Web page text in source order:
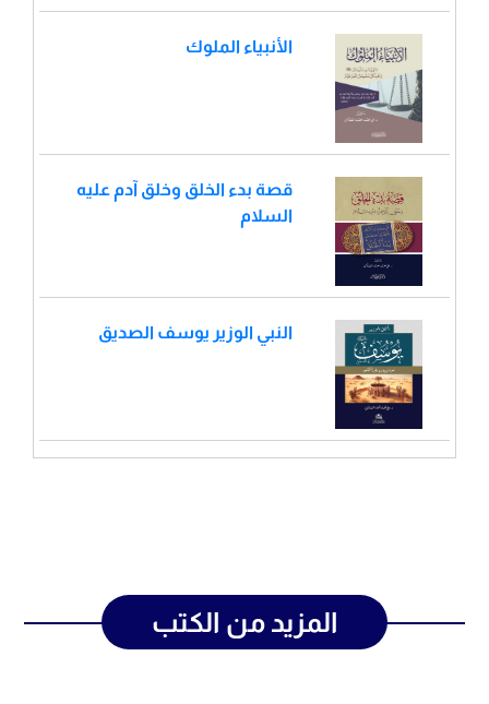
الأنبياء الملوك
قصة بدء الخلق وخلق آدم عليه
السلام
النبي الوزير يوسف الصديق
المزيد من الكتب